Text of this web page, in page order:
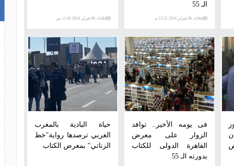
الـ 55
الثلاثاء، 06 فبراير 2024 12:21 م الثلاثاء، 06 فبراير 2024 11:46 ص
فى يومه الأخير.. توافد
الزوار على معرض
القاهرة الدولى للكتاب
بدورته الـ 55
حياة البادية بالمغرب
الغربي ترصدها رواية"خط
الزناتي" بمعرض الكتاب